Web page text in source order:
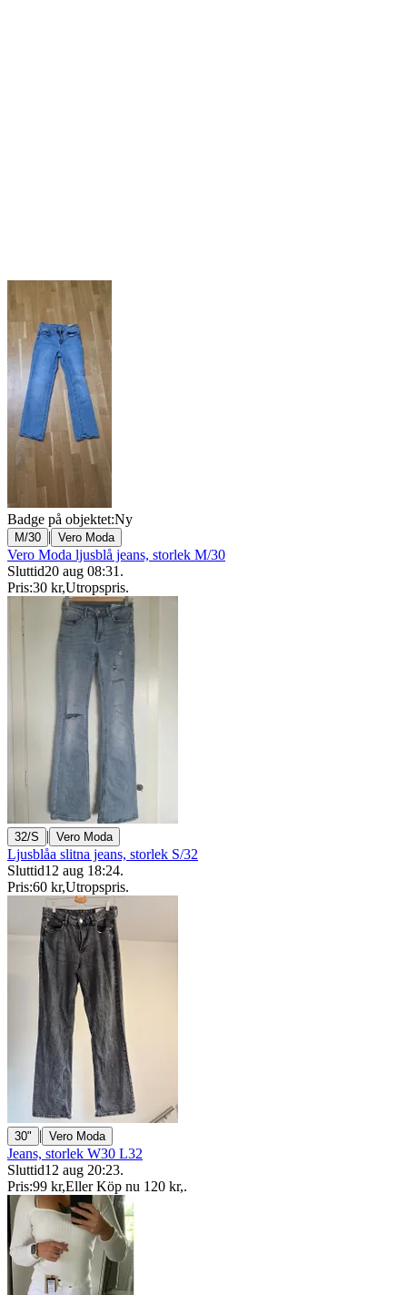
Badge på objektet:Ny
M/30 | Vero Moda
Vero Moda ljusblå jeans, storlek M/30
Sluttid20 aug 08:31 .
Pris:30 kr,Utropspris.
32/S | Vero Moda
Ljusblåa slitna jeans, storlek S/32
Sluttid12 aug 18:24.
Pris:60 kr,Utropspris.
30" | Vero Moda
Jeans, storlek W30 L32
Sluttid12 aug 20:23.
Pris:99 kr,Eller Köp nu 120 kr,.